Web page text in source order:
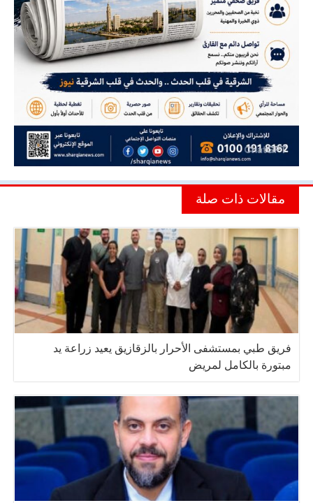
مقالات ذات صلة
فريق طبي بمستشفى الأحرار بالزقازيق يعيد زراعة يد
مبتورة بالكامل لمريض